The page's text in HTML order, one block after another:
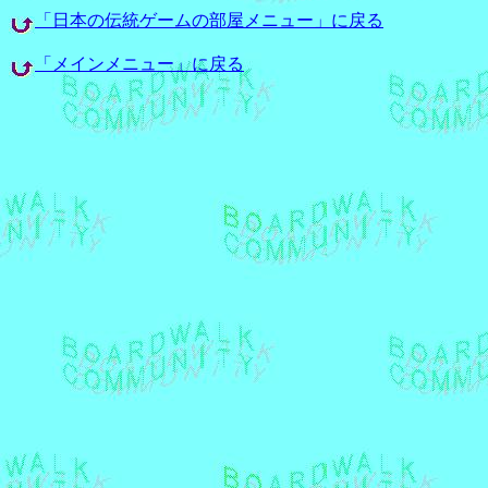
「日本の伝統ゲームの部屋メニュー」に戻る
「メインメニュー」に戻る